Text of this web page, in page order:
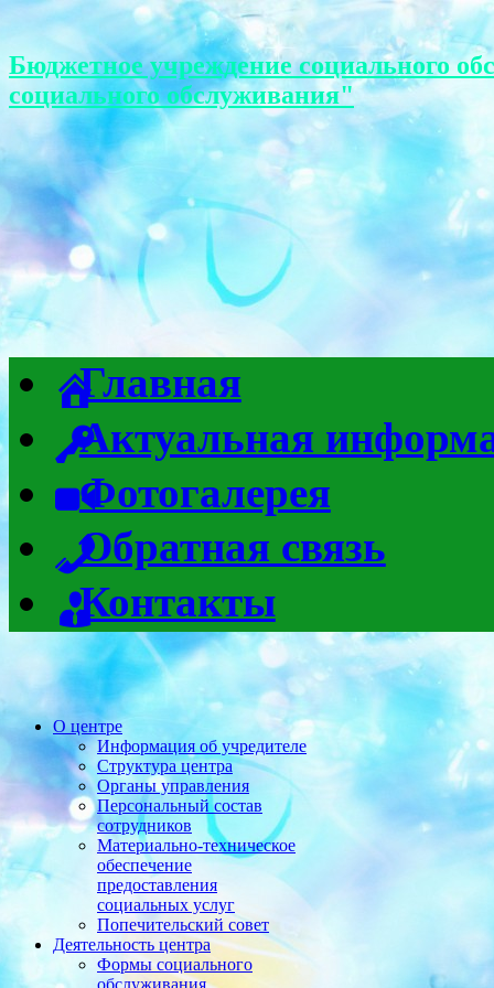
Бюджетное учреждение социального
социального обслуживания"
Главная
Актуальная
Фотогалерея
Обратная связь
Контакты
О центре
Информация об учредителе
Структура центра
Органы управления
Персональный состав
сотрудников
Материально-техническое
обеспечение
предоставления
социальных услуг
Попечительский совет
Деятельность центра
Формы социального
обслуживания